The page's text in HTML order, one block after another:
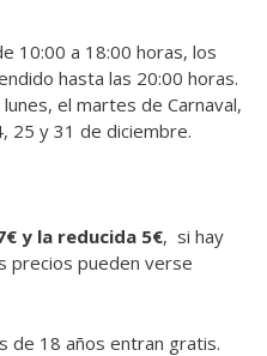
10:00 a 18:00 horas, los
hasta las 20:00 horas.
el martes de Carnaval,
25 y 31 de diciembre.
y la reducida 5€, si hay
precios pueden verse
de 18 años entran gratis.